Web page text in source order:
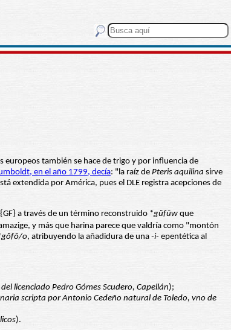
europeos también se hace de trigo y por influencia de
en el año 1799, decía: "la raíz de Pteris aquilina sirve
extendida por América, pues el DLE registra acepciones de
a través de un término reconstruido *gŭfūw que
y más que harina parece que valdría como "montón
ŏfô/o, atribuyendo la añadidura de una -i- epentética al
licenciado Pedro Gómes Scudero, Capellán);
scripta por Antonio Cedeño natural de Toledo, vno de
).